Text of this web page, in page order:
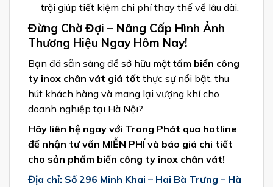
trội giúp tiết kiệm chi phí thay thế về lâu dài.
Đừng Chờ Đợi – Nâng Cấp Hình Ảnh
Thương Hiệu Ngay Hôm Nay!
Bạn đã sẵn sàng để sở hữu một tấm biển công
ty inox chân vát giá tốt thực sự nổi bật, thu
hút khách hàng và mang lại vượng khí cho
doanh nghiệp tại Hà Nội?
Hãy liên hệ ngay với Trang Phát qua hotline
để nhận tư vấn MIỄN PHÍ và báo giá chi tiết
cho sản phẩm biển công ty inox chân vát!
Địa chỉ: Số 296 Minh Khai – Hai Bà Trưng – Hà